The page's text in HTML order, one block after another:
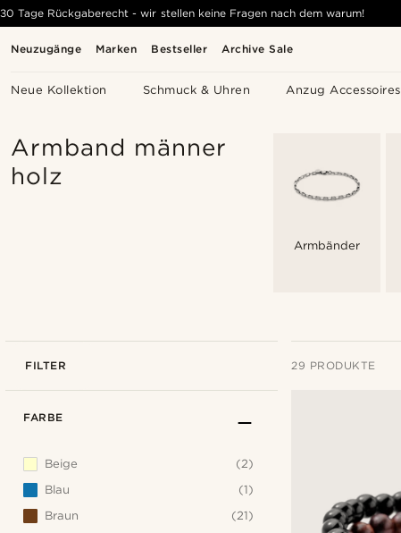
Neuzugänge Marken Bestseller Archive Sale
Neue Kollektion Schmuck & Uhren Anzug Accessoires
30 Tage Rückgaberecht - wir stellen keine Fragen nach dem warum!
Armband männer
holz
Armbänder
FILTER 29 PRODUKTE
FARBE
Beige
(2)
Blau
(1)
Braun
(21)